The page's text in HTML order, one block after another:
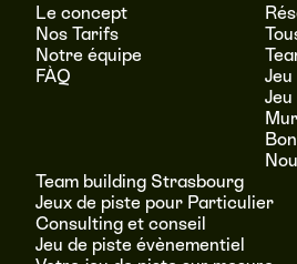
Le concept
Nos Tarifs
Notre équipe
FÀQ
Team building Strasbourg
Jeux de piste pour Particulier
Consulting et conseil
Jeu de piste évènementiel